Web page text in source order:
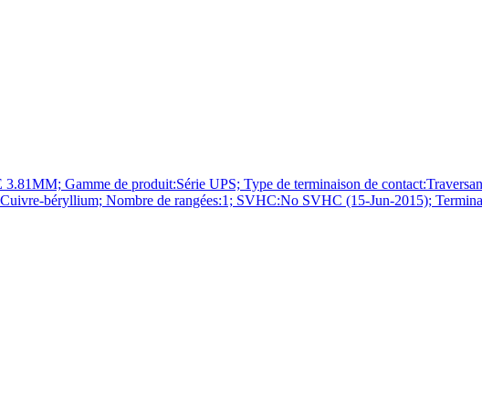
Gamme de produit:Série UPS; Type de terminaison de
béryllium; Nombre de rangées:1; SVHC:No SVHC (15-Jun-2015);